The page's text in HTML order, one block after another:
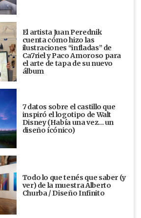
El artista Juan Perednik
cuenta cómo hizo las
ilustraciones “infladas” de
Ca7riel y Paco Amoroso para
el arte de tapa de su nuevo
álbum
7 datos sobre el castillo que
inspiró el logotipo de Walt
Disney (Había una vez... un
diseño ícónico)
Todo lo que tenés que saber (y
ver) de la muestra Alberto
Churba / Diseño Infinito